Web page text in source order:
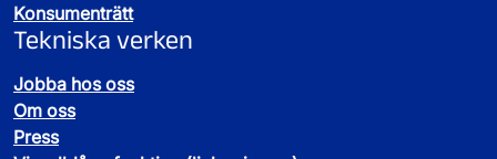
Konsumenträtt
Tekniska verken
Jobba hos oss
Om oss
Press